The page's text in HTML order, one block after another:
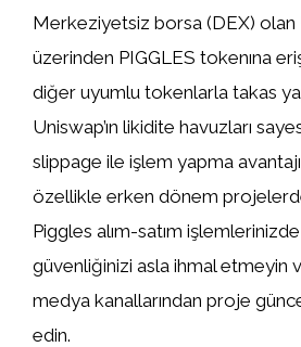
Merkeziyetsiz borsa (DEX) olan
üzerinden PIGGLES tokenına
diğer uyumlu tokenlarla takas
Uniswap’ın likidite havuzları
slippage ile işlem yapma
özellikle erken dönem
Piggles alım-satım
güvenliğinizi asla ihmal etmeyin
medya kanallarından proje
edin.